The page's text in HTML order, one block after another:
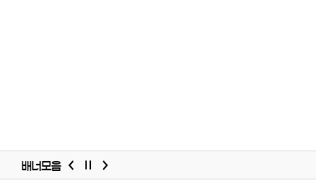
배너모음